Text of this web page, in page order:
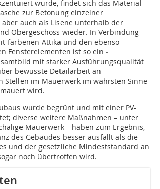
wurde, findet sich das Material
zur Betonung einzelner
aber auch als Lisene unterhalb der
Obergeschoss wieder. In Verbindung
farbenen Attika und den ebenso
Fensterelementen ist so ein
mit starker Ausführungsqualität
bewusste Detailarbeit an
Stellen im Mauerwerk im wahrsten Sinne
wird.
wurde begrünt und mit einer PV-
diverse weitere Maßnahmen – unter
Mauerwerk – haben zum Ergebnis,
des Gebäudes besser ausfällt als die
und der gesetzliche Mindeststandard an
noch übertroffen wird.